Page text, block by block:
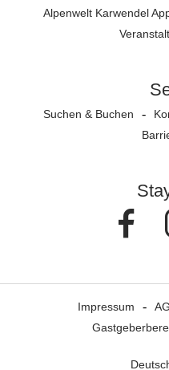
Alpenwelt Karwendel
Suchen & Buchen
Impressum